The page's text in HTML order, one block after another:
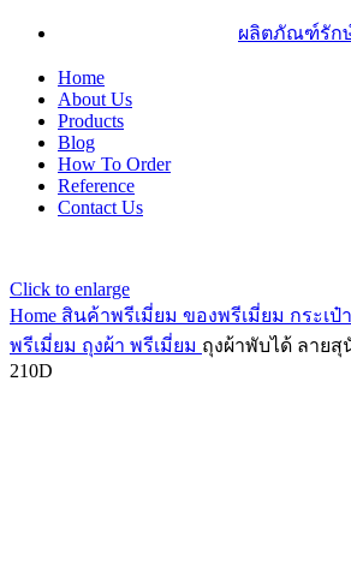
ผลิตภัณฑ์รัก
Home
About Us
Products
Blog
How To Order
Reference
Contact Us
Click to enlarge
Home สินค้าพรีเมี่ยม ของพรีเมี่ยม กระเป๋
พรีเมี่ยม ถุงผ้า พรีเมี่ยม ถุงผ้าพับได้ ลายสุ
210D